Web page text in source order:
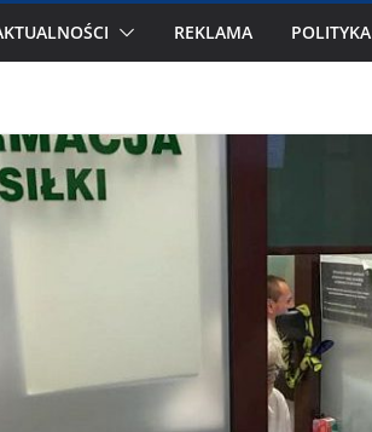
REKLAMA POLITYKA